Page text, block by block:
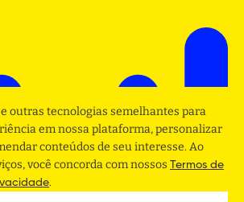
outras tecnologias semelhantes para
em nossa plataforma, personalizar
conteúdos de seu interesse. Ao
você concorda com nossos Termos de
.